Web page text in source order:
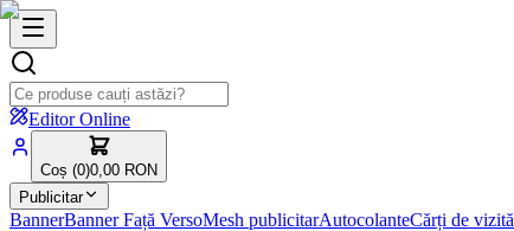
Editor Online
Coș (0)0,00 RON
Publicitar
BannerBanner Față VersoMesh publicitarAutocolanteCărți de vizită